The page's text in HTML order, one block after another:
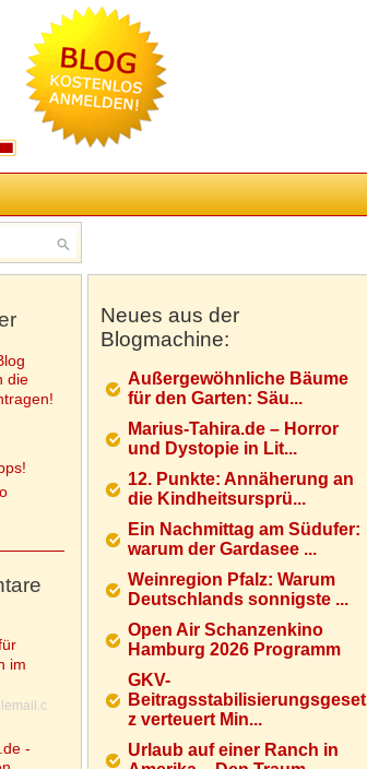
Neues aus der
Blogmachine:
Außergewöhnliche Bäume
für den Garten: Säu...
Marius-Tahira.de – Horror
und Dystopie in Lit...
12. Punkte: Annäherung an
die Kindheitsursprü...
Ein Nachmittag am Südufer:
warum der Gardasee ...
Weinregion Pfalz: Warum
Deutschlands sonnigste ...
Open Air Schanzenkino
Hamburg 2026 Programm
GKV-
Beitragsstabilisierungsgeset
z verteuert Min...
Urlaub auf einer Ranch in
die
im
-